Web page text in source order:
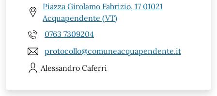
Piazza Girolamo Fabrizio, 17 01021
Acquapendente (VT)
0763 7309204
protocollo@comuneacquapendente.it
Alessandro Caferri